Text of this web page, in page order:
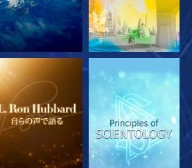
シリーズを探求 シリーズを探求